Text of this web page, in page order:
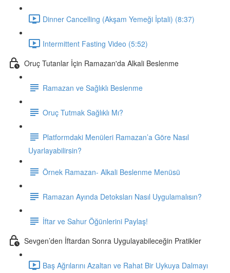
Dinner Cancelling (Akşam Yemeği İptali) (8:37)
Intermittent Fasting Video (5:52)
Oruç Tutanlar İçin Ramazan'da Alkali Beslenme
Ramazan ve Sağlıklı Beslenme
Oruç Tutmak Sağlıklı Mı?
Platformdaki Menüleri Ramazan’a Göre Nasıl
Uyarlayabilirsin?
Örnek Ramazan- Alkali Beslenme Menüsü
Ramazan Ayında Detoksları Nasıl Uygulamalısın?
İftar ve Sahur Öğünlerini Paylaş!
Sevgen’den İftardan Sonra Uygulayabileceğin Pratikler
Baş Ağrılarını Azaltan ve Rahat Bir Uykuya Dalmayı